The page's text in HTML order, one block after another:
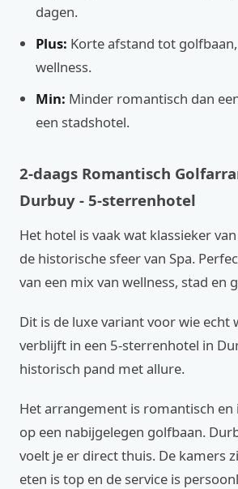
dagen.
Plus: Korte afstand tot
wellness.
Min: Minder romantisch dan
een stadshotel.
2-daags Romantisch
Durbuy - 5-sterrenhotel
Het hotel is vaak wat klassieker
de historische sfeer van Spa.
van een mix van wellness, stad en
Dit is de luxe variant voor wie echt
verblijft in een 5-sterrenhotel in
historisch pand met allure.
Het arrangement is romantisch en
op een nabijgelegen golfbaan.
voelt je er direct thuis. De kamers
eten is top en de service is